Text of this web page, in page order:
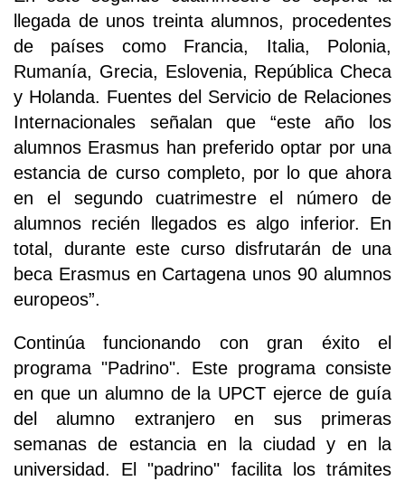
llegada de unos treinta alumnos, procedentes
de países como Francia, Italia, Polonia,
Rumanía, Grecia, Eslovenia, República Checa
y Holanda. Fuentes del Servicio de Relaciones
Internacionales señalan que “este año los
alumnos Erasmus han preferido optar por una
estancia de curso completo, por lo que ahora
en el segundo cuatrimestre el número de
alumnos recién llegados es algo inferior. En
total, durante este curso disfrutarán de una
beca Erasmus en Cartagena unos 90 alumnos
europeos”.
Continúa funcionando con gran éxito el
programa "Padrino". Este programa consiste
en que un alumno de la UPCT ejerce de guía
del alumno extranjero en sus primeras
semanas de estancia en la ciudad y en la
universidad. El "padrino" facilita los trámites